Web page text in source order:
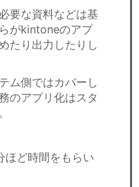
要な資料などは基
がkintoneのアプ
たり出力したりし
ム側ではカバーし
のアプリ化はスタ
ど時間をもらい